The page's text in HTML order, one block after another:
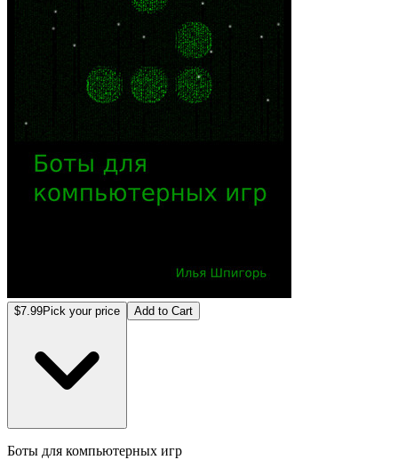
$7.99Pick your price Add to Cart
Боты для компьютерных игр